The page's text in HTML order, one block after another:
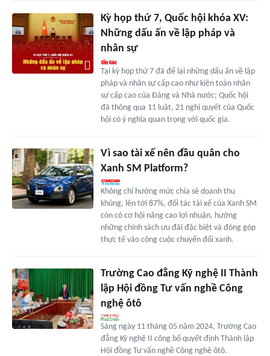
Kỳ họp thứ 7, Quốc hội khóa XV:
Những dấu ấn về lập pháp và
nhân sự
Tại kỳ họp thứ 7 đã để lại những dấu ấn về lập
pháp và nhân sự cấp cao như kiện toàn nhân
sự cấp cao của Đảng và Nhà nước; Quốc hội
đã thông qua 11 luật, 21 nghị quyết của Quốc
hội có ý nghĩa quan trọng với quốc gia.
Vì sao tài xế nên đầu quân cho
Xanh SM Platform?
Không chỉ hưởng mức chia sẻ doanh thu
khủng, lên tới 87%, đối tác tài xế của Xanh SM
còn có cơ hội nâng cao lợi nhuận, hưởng
những chính sách ưu đãi đặc biệt và đóng góp
thực tế vào công cuộc chuyển đổi xanh.
Trường Cao đẳng Kỹ nghệ II Thành
lập Hội đồng Tư vấn nghề Công
nghệ ôtô
Sáng ngày 11 tháng 05 năm 2024, Trường Cao
đẳng Kỹ nghệ II công bố quyết định Thành lập
Hội đồng Tư vấn nghề Công nghệ ôtô.